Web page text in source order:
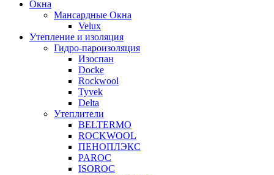
Окна
Мансардные Окна
Velux
Утепление и изоляция
Гидро-пароизоляция
Изоспан
Docke
Rockwool
Tyvek
Delta
Утеплители
BELTERMO
ROCKWOOL
ПЕНОПЛЭКС
PAROC
ISOROC